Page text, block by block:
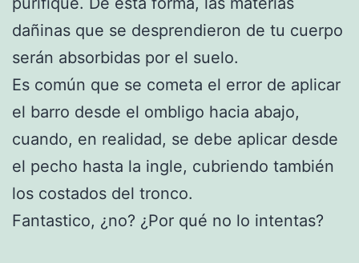
dañinas que se desprendieron de tu cuerpo
serán absorbidas por el suelo.
Es común que se cometa el error de aplicar
el barro desde el ombligo hacia abajo,
cuando, en realidad, se debe aplicar desde
el pecho hasta la ingle, cubriendo también
los costados del tronco.
Fantastico, ¿no? ¿Por qué no lo intentas?